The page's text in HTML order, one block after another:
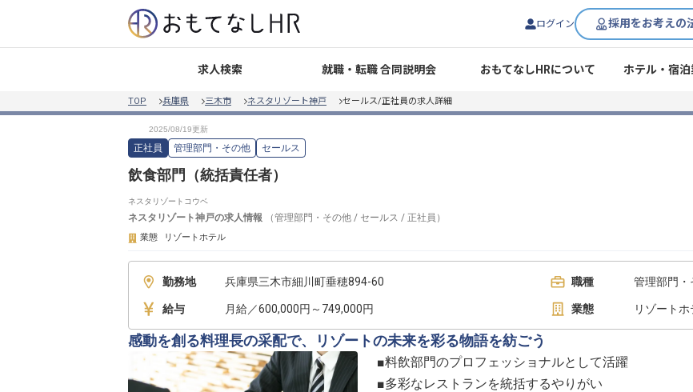
ログイン 採用をお考えの
求人検索 就職・転職 合同説明会 おもてなしHRについて ホテル・宿
TOP 兵庫県 三木市 ネスタリゾート神戸 セールス/正社員の求人詳細
正社員 管理部門・その他 セールス
飲食部門（統括責任者）
ネスタリゾートコウベ
ネスタリゾート神戸の求人情報 （管理部門・その他 / セールス / 正社員 ）
業態 リゾートホテル
勤務地 兵庫県三木市細川町垂穂894-60 職種 管理部門・
給与 月給／600,000円～749,000円 業態 リゾートホ
感動を創る料理長の采配で、リゾートの未来を彩る物語を紡ごう
■料飲部門のプロフェッショナルとして活躍
■多彩なレストランを統括するやりがい